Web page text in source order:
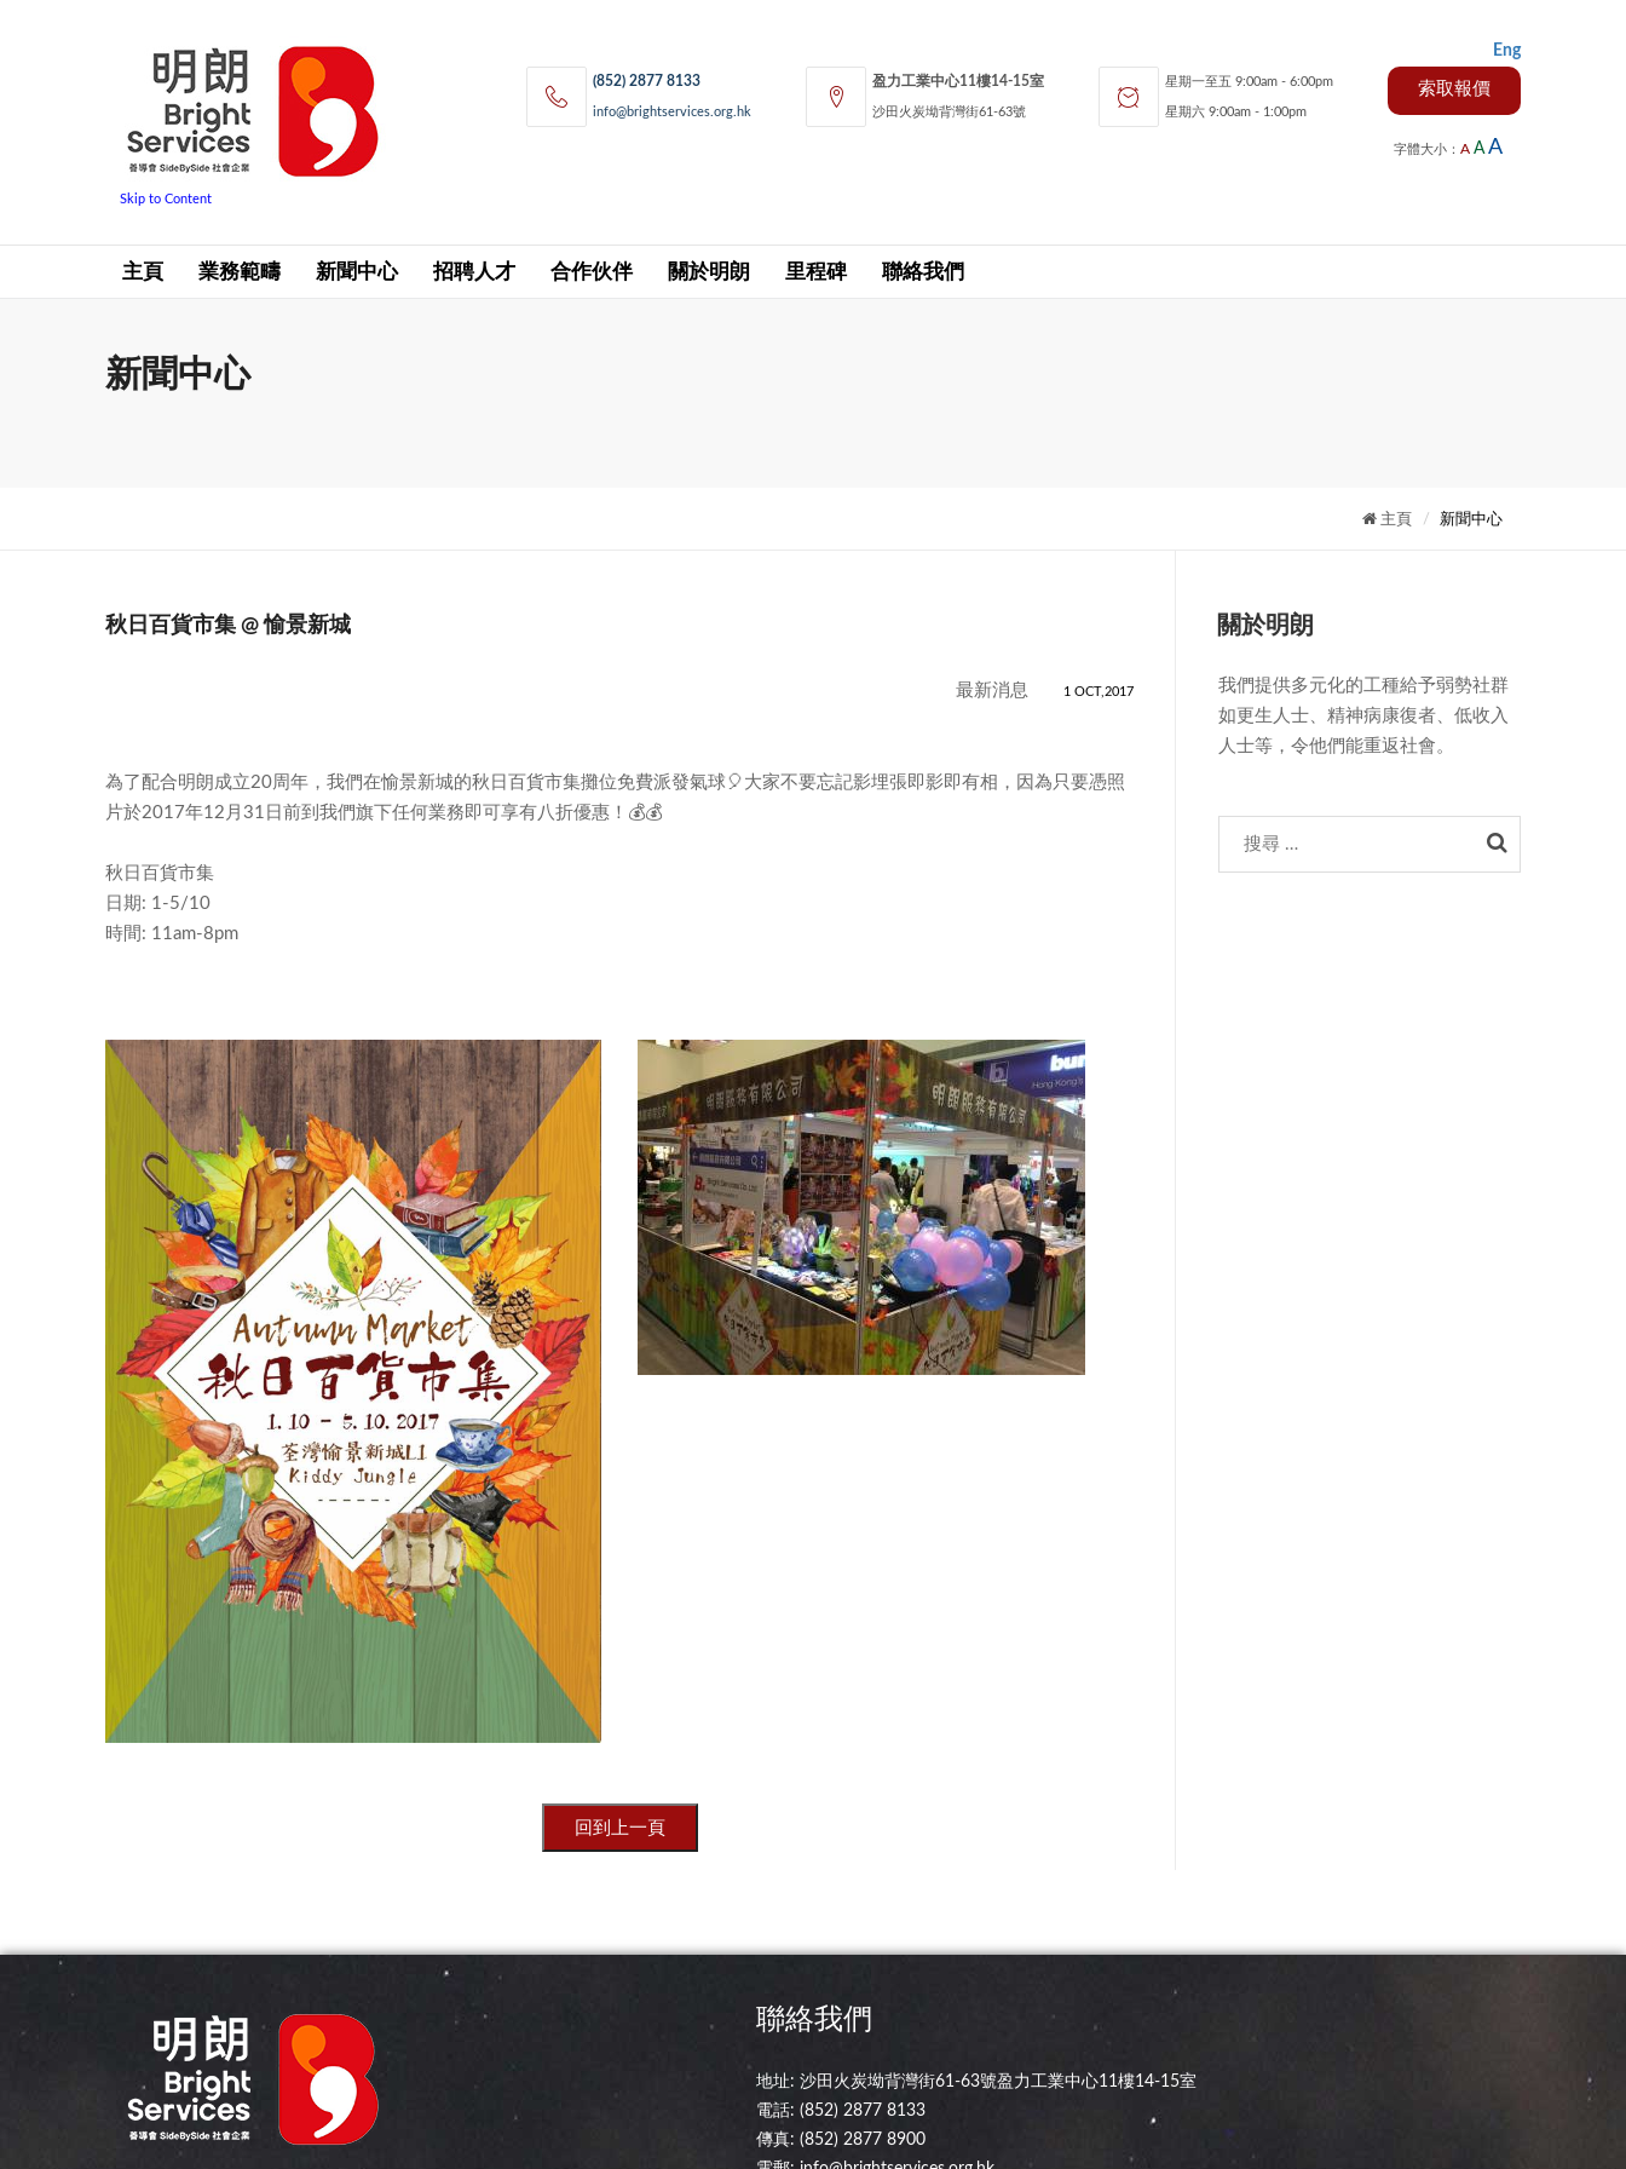
Skip to Content
Eng
(852) 2877 8133
info@brightservices.org.hk
盈力工業中心11樓14-15室
沙田火炭坳背灣街61-63號
星期一至五 9:00am - 6:00pm
星期六 9:00am - 1:00pm
索取報價
字體大小： A A A
主頁 業務範疇 新聞中心 招聘人才 合作伙伴 關於明朗 里程碑 聯絡我們
新聞中心
主頁 新聞中心
秋日百貨市集 @ 愉景新城
最新消息 1 OCT,2017
為了配合明朗成立20周年，我們在愉景新城的秋日百貨市集攤位免費派發氣球🎈大家不要忘記影埋張即影即有相，因為只要憑照
片於2017年12月31日前到我們旗下任何業務即可享有八折優惠！💰💰
秋日百貨市集
日期: 1-5/10
時間: 11am-8pm
關於明朗
我們提供多元化的工種給予弱勢社群
如更生人士、精神病康復者、低收入
人士等，令他們能重返社會。
聯絡我們
地址: 沙田火炭坳背灣街61-63號盈力工業中心11樓14-15室
電話:(852) 2877 8133
傳真: (852) 2877 8900